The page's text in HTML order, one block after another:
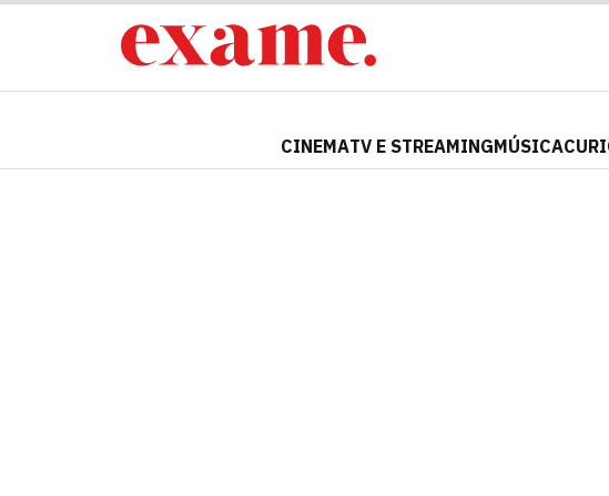
CINEMATV E STREAMINGMÚSICA